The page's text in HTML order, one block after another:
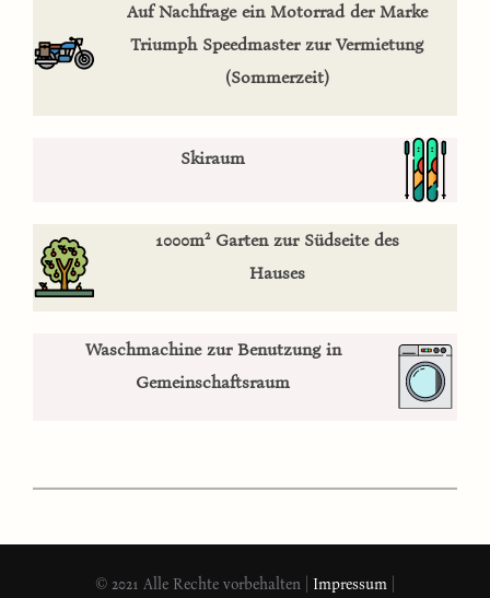
Auf Nachfrage ein Motorrad der Marke
Triumph Speedmaster zur Vermietung
(Sommerzeit)
Skiraum
1000m2Garten zur Südseite des
Hauses
Waschmachine zur Benutzung in
Gemeinschaftsraum
© 2021 Alle Rechte vorbehalten | Impressum